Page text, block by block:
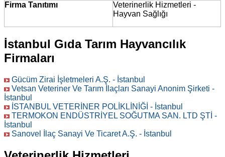
Firma Tanıtımı
Veterinerlik Hizmetleri -
Hayvan Sağlığı
İstanbul Gıda Tarım Hayvancılık
Firmaları
Gücüm Zirai İşletmeleri A.Ş. - İstanbul
Vetsan Veteriner Ve Tarım İlaçları Sanayi Anonim Şirketi -
İstanbul
İSTANBUL VETERİNER POLİKLİNİĞİ - İstanbul
TERMOKON ENDÜSTRİYEL SOĞUTMA SAN. LTD ŞTİ -
İstanbul
Sanovel İlaç Sanayi Ve Ticaret A.Ş. - İstanbul